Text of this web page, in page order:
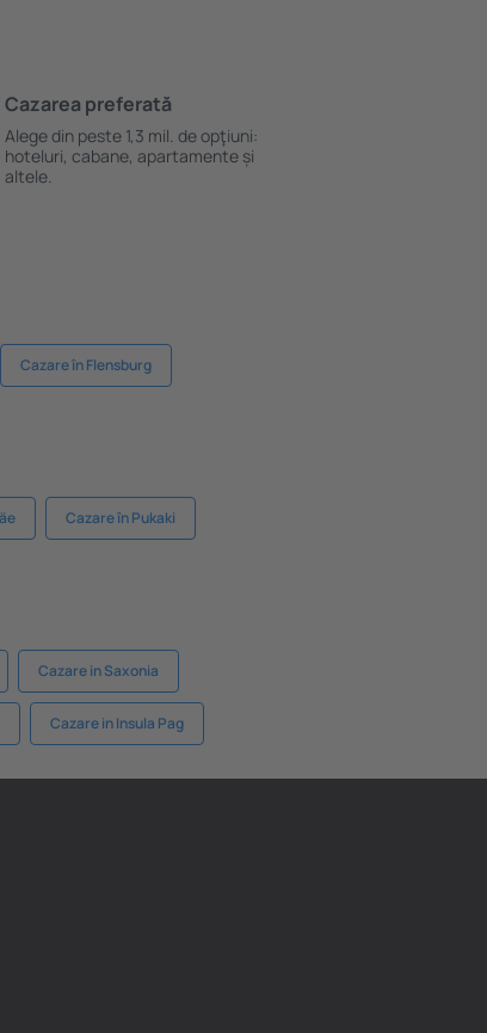
Cazarea preferată
Alege din peste 1,3 mil. de opţiuni:
hoteluri, cabane, apartamente și
altele.
Cazare în Flensburg
Cazare în Pukaki
Cazare in Saxonia
Cazare in Insula Pag